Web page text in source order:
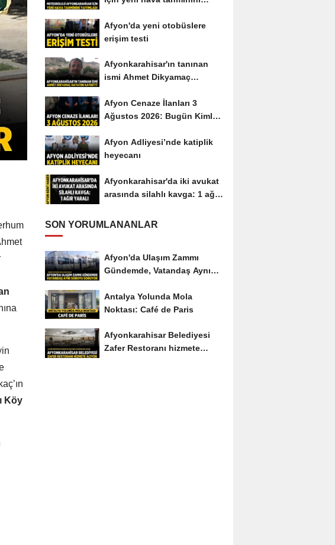
Köy
Afyon'da yeni otobüslere
erişim testi
Afyonkarahisar'ın tanınan
ismi Ahmet Dikyamaç
Afyon Cenaze İlanları 3
Ağustos 2026: Bugün Kimler
Afyon Adliyesi’nde katiplik
heyecanı
Afyonkarahisar'da iki avukat
arasında silahlı kavga: 1 ağır
SON YORUMLANANLAR
Afyon'da Ulaşım Zammı
Gündemde, Vatandaş Aynı
Antalya Yolunda Mola
Noktası: Café de Paris
Afyonkarahisar Belediyesi
Zafer Restoranı hizmete